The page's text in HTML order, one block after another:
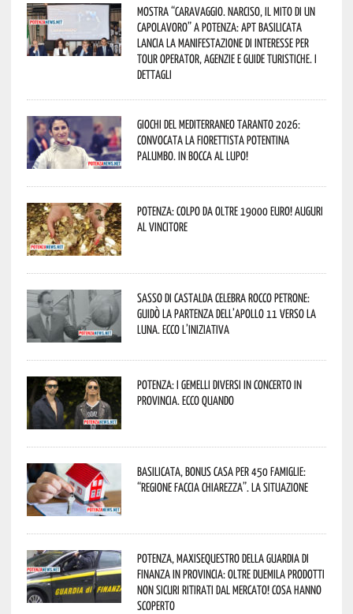
Mostra “Caravaggio. Narciso, il mito di un
capolavoro” a Potenza: APT Basilicata
lancia la manifestazione di interesse per
Tour Operator, Agenzie e Guide Turistiche. I
dettagli
Giochi del Mediterraneo Taranto 2026:
convocata la fiorettista potentina
Palumbo. In bocca al lupo!
Potenza: colpo da oltre 19000 Euro! Auguri
al vincitore
Sasso di Castalda celebra Rocco Petrone:
guidò la partenza dell’Apollo 11 verso la
Luna. Ecco l’iniziativa
Potenza: i Gemelli DiVersi in concerto in
provincia. Ecco quando
Basilicata, Bonus casa per 450 famiglie:
“Regione faccia chiarezza”. La situazione
Potenza, maxisequestro della Guardia di
Finanza in provincia: oltre duemila prodotti
non sicuri ritirati dal mercato! Cosa hanno
scoperto